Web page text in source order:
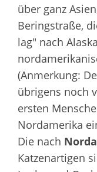
über ganz
Beringstraße,
lag" nach
(Anmerkung:
übrigens noch
ersten
Nordamerika
Die nach
Katzenartigen